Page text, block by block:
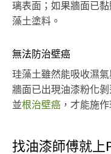
璃表面；如果牆面已
藻土塗料。
無法防治壁癌
珪藻土雖然能吸收濕
牆面已出現油漆粉化
並根治壁癌 ，才能施
找油漆師傅就上